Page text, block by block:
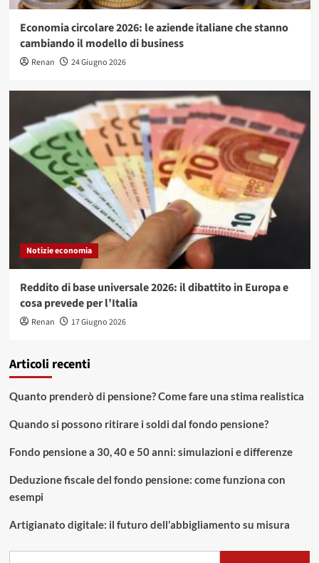
Economia circolare 2026: le aziende italiane che stanno
cambiando il modello di business
Renan 24 Giugno 2026
Notizie economia
Reddito di base universale 2026: il dibattito in Europa e
cosa prevede per l’Italia
Renan 17 Giugno 2026
Articoli recenti
Quanto prenderò di pensione? Come fare una stima realistica
Quando si possono ritirare i soldi dal fondo pensione?
Fondo pensione a 30, 40 e 50 anni: simulazioni e differenze
Deduzione fiscale del fondo pensione: come funziona con
esempi
Artigianato digitale: il futuro dell’abbigliamento su misura